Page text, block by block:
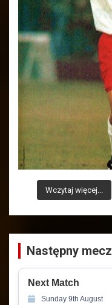
Wczytaj więcej...
Następny mecz
Next Match
Sunday 9th August